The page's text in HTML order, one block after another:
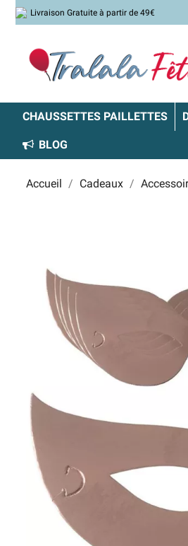
Livraison Gratuite à partir de 49€
CHAUSSETTES PAILLETTES
BLOG
Accueil Cadeaux